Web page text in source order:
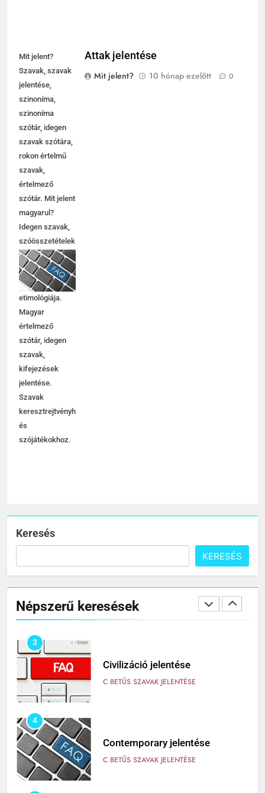
Mit jelent?
Szavak, szavak
jelentése,
szinoníma,
szinoníma
szótár, idegen
szavak szótára,
rokon értelmű
szavak,
értelmező
szótár. Mit jelent
magyarul?
Idegen szavak,
szóösszetételek
jelentése,
magyarázata,
használata,
etimológiája.
Magyar
értelmező
szótár, idegen
szavak,
kifejezések
jelentése.
Szavak
keresztrejtvényhez
és
szójátékokhoz.
Attak jelentése
Mit jelent?
10 hónap ezelőtt 0
Keresés
KERESÉS
Népszerű keresések
5
6
7
8
2
Cingár jelentése
C BETŰS SZAVAK JELENTÉSE
3
Civilizáció jelentése
C BETŰS SZAVAK JELENTÉSE
4
Contemporary jelentése
C BETŰS SZAVAK JELENTÉSE